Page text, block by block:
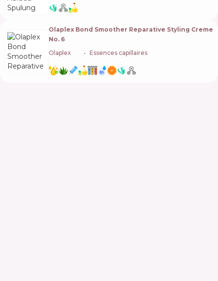
Olaplex Bond Smoother Reparative Styling Creme
No. 6
Olaplex
Essences capillaires